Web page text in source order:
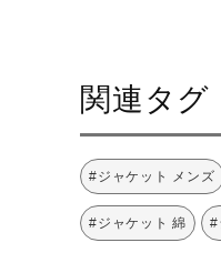
関連タグ
#ジャケット メンズ
#ジャケット 綿 #